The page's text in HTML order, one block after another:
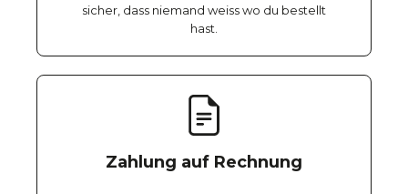
sicher, dass niemand weiss wo du bestellt
hast.
Zahlung auf Rechnung